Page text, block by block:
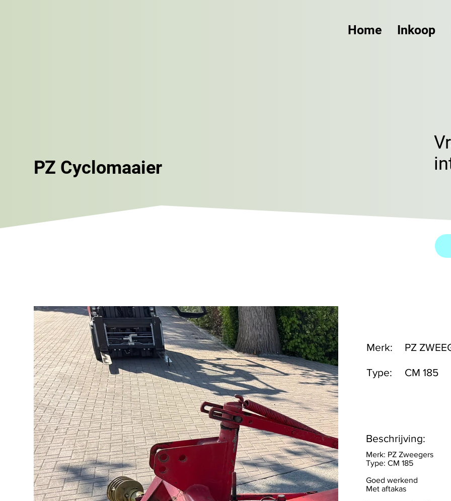
Home Inkoop
CM 185
Type:
PZ
Merk:
Beschrijving:
Merk: PZ Zweegers
Type: CM 185
Goed werkend
Met aftakas
PZ Cyclomaaier